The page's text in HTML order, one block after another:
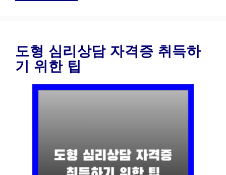
도형 심리상담 자격증 취득하
기 위한 팁